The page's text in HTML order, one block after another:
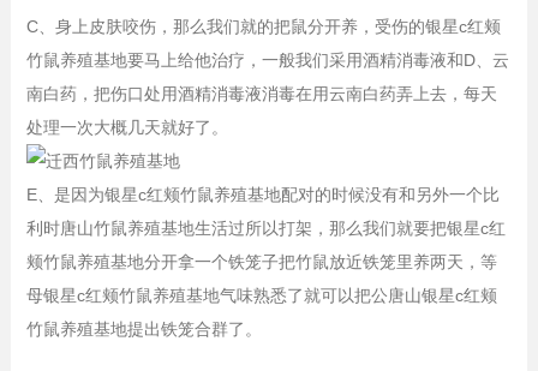
C、身上皮肤咬伤，那么我们就的把鼠分开养，受伤的银星c红颊
竹鼠养殖基地要马上给他治疗，一般我们采用酒精消毒液和D、云
南白药，把伤口处用酒精消毒液消毒在用云南白药弄上去，每天
处理一次大概几天就好了。
E、是因为银星c红颊竹鼠养殖基地配对的时候没有和另外一个比
利时唐山竹鼠养殖基地生活过所以打架，那么我们就要把银星c红
颊竹鼠养殖基地分开拿一个铁笼子把竹鼠放近铁笼里养两天，等
母银星c红颊竹鼠养殖基地气味熟悉了就可以把公唐山银星c红颊
竹鼠养殖基地提出铁笼合群了。